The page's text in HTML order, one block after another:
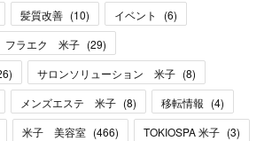
髪質改善 (10) イベント (6)
フラエク 米子 (29)
) サロンソリューション 米子 (8)
メンズエステ 米子 (8) 移転情報 (4)
米子 美容室 (466) TOKIOSPA 米子 (3)